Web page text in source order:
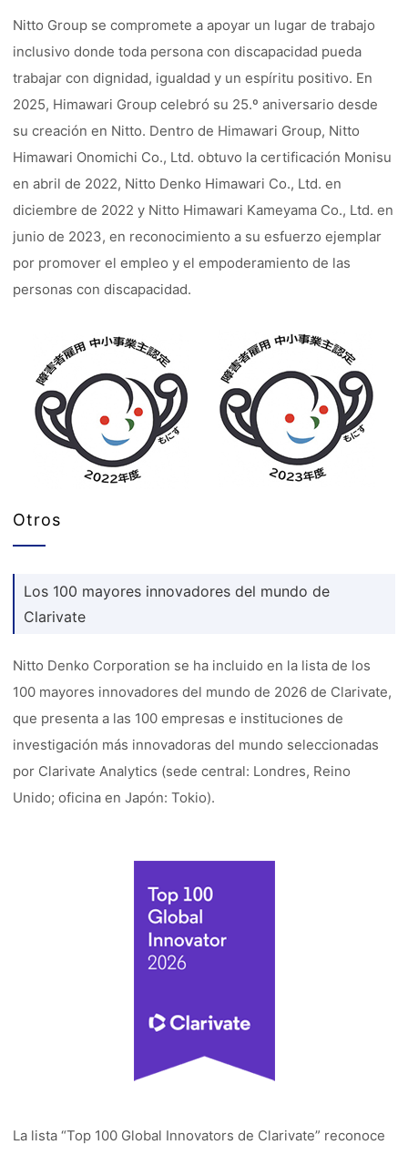
Nitto Group se compromete a apoyar un lugar de trabajo
inclusivo donde toda persona con discapacidad pueda
trabajar con dignidad, igualdad y un espíritu positivo. En
2025, Himawari Group celebró su 25.º aniversario desde
su creación en Nitto. Dentro de Himawari Group, Nitto
Himawari Onomichi Co., Ltd. obtuvo la certificación Monisu
en abril de 2022, Nitto Denko Himawari Co., Ltd. en
diciembre de 2022 y Nitto Himawari Kameyama Co., Ltd. en
junio de 2023, en reconocimiento a su esfuerzo ejemplar
por promover el empleo y el empoderamiento de las
personas con discapacidad.
Otros
Los 100 mayores innovadores del mundo de
Clarivate
Nitto Denko Corporation se ha incluido en la lista de los
100 mayores innovadores del mundo de 2026 de Clarivate,
que presenta a las 100 empresas e instituciones de
investigación más innovadoras del mundo seleccionadas
por Clarivate Analytics (sede central: Londres, Reino
Unido; oficina en Japón: Tokio).
La lista “Top 100 Global Innovators de Clarivate” reconoce